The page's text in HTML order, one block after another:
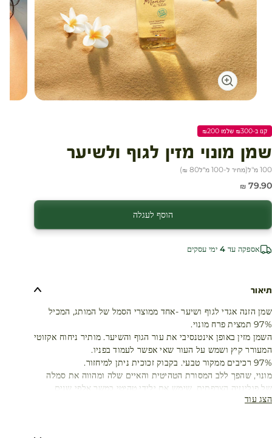
קנו ב-₪300 שלמו ₪200
שמן מונוי מזין לגוף ולשיער
100 מ"ל (מחיר ל-100 מ״ל 80 ₪
)
מחיר מבצע
79.90 ₪
הוסף לעגלה
אספקה עד 4 ימי עסקים
תיאור
שמן הזנה אגדי לגוף ושיער -אחד ממוצרי הסמל של המותג, המכיל
97% תמצית פרח מונוי.
השמן מזין באופן אינטנסיבי את עור הגוף והשיער. מותיר ניחוח אקזוטי
המעורר קיץ ושמש על העור שאי אפשר לעמוד בפניו.
97% רכיבים ממקור טבעי. בקבוק זכוכית ניתן למיחזור.
מונוי, שהפך ללב המסורת הטהיטית והאיים שלה ומהווה את סמלה
של פולינזיה הצרפתית, שימש את ילידי טהיטי במשך אלפי שנים
בטיפוח השיער והעור עם אפקט ריכוך העור וההזנה שלו.
הצג עוד